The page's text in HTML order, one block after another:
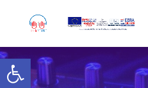
content
Ανοίξτε τη γραμμή εργαλείων